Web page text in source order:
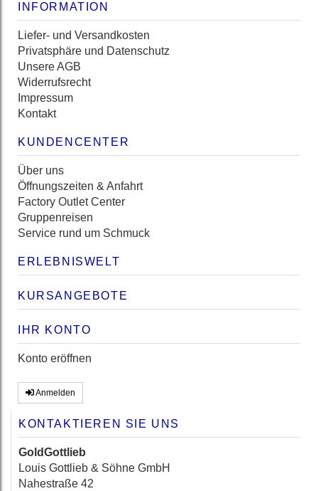
INFORMATION
Liefer- und Versandkosten
Privatsphäre und Datenschutz
Unsere AGB
Widerrufsrecht
Impressum
Kontakt
KUNDENCENTER
Über uns
Öffnungszeiten & Anfahrt
Factory Outlet Center
Gruppenreisen
Service rund um Schmuck
ERLEBNISWELT
KURSANGEBOTE
IHR KONTO
Konto eröffnen
Anmelden
KONTAKTIEREN SIE UNS
GoldGottlieb
Louis Gottlieb & Söhne GmbH
Nahestraße 42